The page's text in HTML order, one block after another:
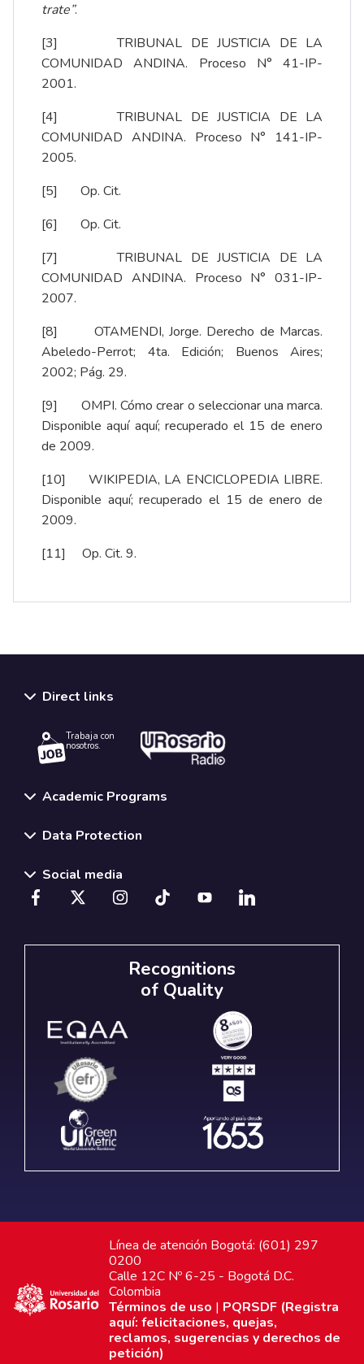
trate”.
[3] TRIBUNAL DE JUSTICIA DE LA
COMUNIDAD ANDINA. Proceso N° 41-IP-
2001.
[4] TRIBUNAL DE JUSTICIA DE LA
COMUNIDAD ANDINA. Proceso N° 141-IP-
2005.
[5] Op. Cit.
[6] Op. Cit.
[7] TRIBUNAL DE JUSTICIA DE LA
COMUNIDAD ANDINA. Proceso N° 031-IP-
2007.
[8] OTAMENDI, Jorge. Derecho de Marcas.
Abeledo-Perrot; 4ta. Edición; Buenos Aires;
2002; Pág. 29.
[9] OMPI. Cómo crear o seleccionar una marca.
Disponible aquíaquí; recuperado el 15 de enero
de 2009.
[10] WIKIPEDIA, LA ENCICLOPEDIA LIBRE.
Disponible aquí; recuperado el 15 de enero de
2009.
[11] Op. Cit. 9.
Direct links
Trabaja con
nosotros.
Academic Programs
Data Protection
Social media
Recognitions
of Quality
Línea de atención Bogotá: (601) 297
0200
Calle 12C Nº 6-25 - Bogotá D.C.
Colombia
Términos de uso | PQRSDF (Registra
aquí: felicitaciones, quejas,
reclamos, sugerencias y derechos de
petición)